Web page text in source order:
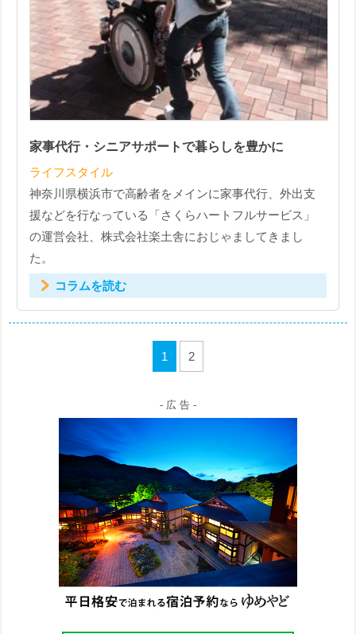
家事代行・シニアサポートで暮らしを豊かに
ライフスタイル
神奈川県横浜市で高齢者をメインに家事代行、外出支
援などを行なっている「さくらハートフルサービス」
の運営会社、株式会社楽土舎におじゃましてきまし
た。
コラムを読む
1 2
- 広 告 -